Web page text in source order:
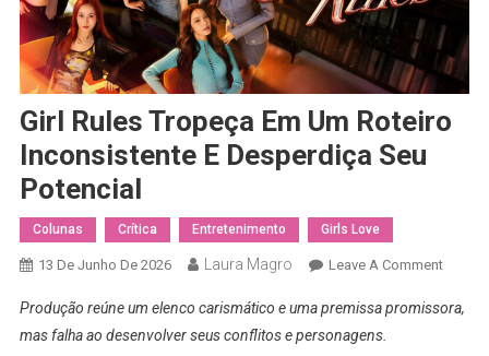
Girl Rules Tropeça Em Um Roteiro
Inconsistente E Desperdiça Seu
Potencial
Colunas Crítica Entretenimento Girls Love
13 De Junho De 2026 Laura Magro Leave A CommentOn
Rules
Produção reúne um elenco carismático e uma premissa promissora,
mas falha ao desenvolver seus conflitos e personagens.